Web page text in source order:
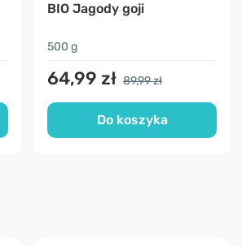
BIO Jagody goji
500 g
64,99 zł 89,99 zł
Do koszyka